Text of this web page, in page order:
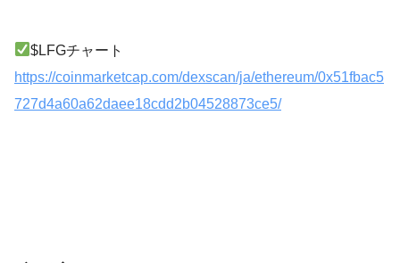
$LFGチャート
https://coinmarketcap.com/dexscan/ja/ethereum/0x51fbac5
727d4a60a62daee18cdd2b04528873ce5/